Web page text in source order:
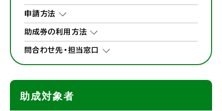
申請方法
助成券の利用方法
問合わせ先・担当窓口
助成対象者